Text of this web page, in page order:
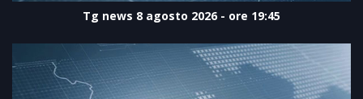
Tg news 8 agosto 2026 - ore 19:45